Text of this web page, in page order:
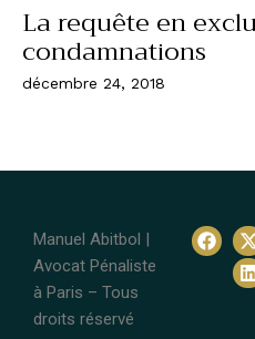
La requête en
condamnations
décembre 24, 2018
Manuel Abitbol |
Avocat Pénaliste
à Paris – Tous
droits réservé